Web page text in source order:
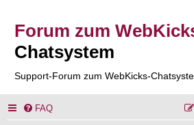
Forum zum
Chatsystem
Support-Forum zum WebKicks-
FAQ